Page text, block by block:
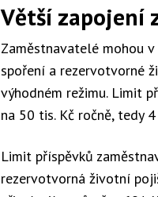
Větší zapojení
Zaměstnavatelé mohou
spoření a rezervotvorné
výhodném režimu. Limit
na 50 tis. Kč ročně, tedy
Limit příspěvků
rezervotvorná životní